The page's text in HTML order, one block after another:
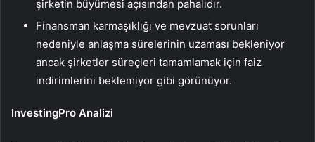
şirketin büyümesi açısından pahalıdır.
Finansman karmaşıklığı ve mevzuat sorunları
nedeniyle anlaşma sürelerinin uzaması bekleniyor
ancak şirketler süreçleri tamamlamak için faiz
indirimlerini beklemiyor gibi görünüyor.
InvestingPro Analizi